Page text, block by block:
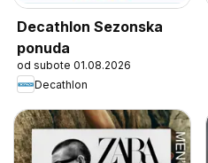
Decathlon Sezonska
ponuda
od subote 01.08.2026
Decathlon